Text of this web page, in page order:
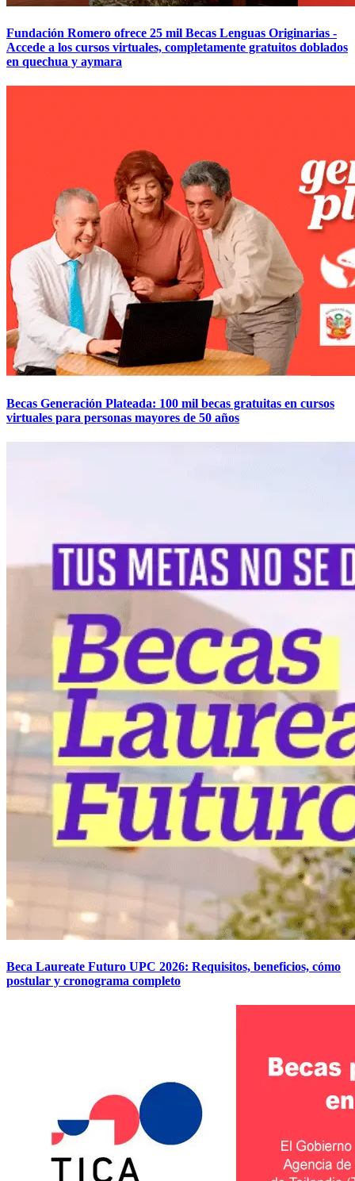
Fundación Romero ofrece 25 mil Becas Lenguas Originarias -
Accede a los cursos virtuales, completamente gratuitos doblados
en quechua y aymara
Becas Generación Plateada: 100 mil becas gratuitas en cursos
virtuales para personas mayores de 50 años
Beca Laureate Futuro UPC 2026: Requisitos, beneficios, cómo
postular y cronograma completo